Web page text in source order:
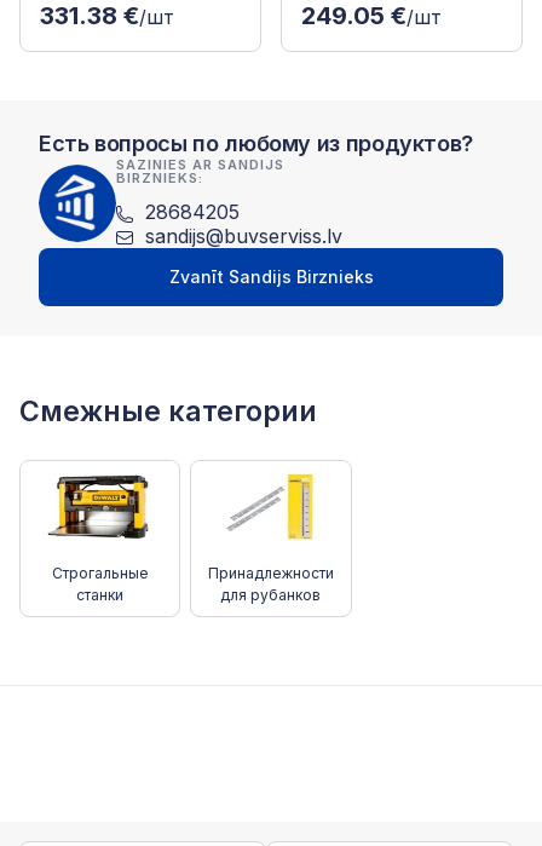
331.38 €/шт 249.05 €/шт
Есть вопросы по любому из продуктов?
SAZINIES AR SANDIJS
BIRZNIEKS:
28684205
sandijs@buvserviss.lv
Zvanīt Sandijs Birznieks
Смежные категории
Строгальные
станки
Принадлежности
для рубанков